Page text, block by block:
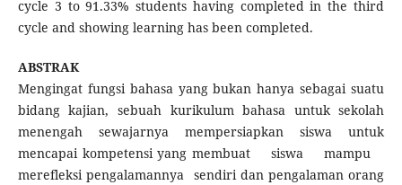
cycle 3 to 91.33% students having completed in the third
cycle and showing learning has been completed.
ABSTRAK
Mengingat fungsi bahasa yang bukan hanya sebagai suatu
bidang kajian, sebuah kurikulum bahasa untuk sekolah
menengah sewajarnya mempersiapkan siswa untuk
mencapai kompetensi yang membuat siswa mampu
merefleksi pengalamannya sendiri dan pengalaman orang